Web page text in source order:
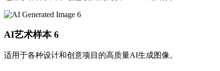
AI艺术样本 6
适用于各种设计和创意项目的高质量AI生成图像。